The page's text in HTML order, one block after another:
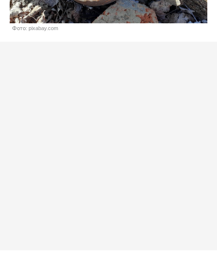
Фото: pixabay.com